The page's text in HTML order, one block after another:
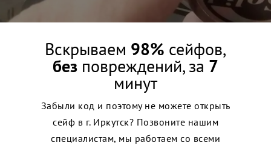
Вскрываем 98% сейфов,
без повреждений, за 7
минут
Забыли код и поэтому не можете открыть
сейф в г. Иркутск? Позвоните нашим
специалистам, мы работаем со всеми